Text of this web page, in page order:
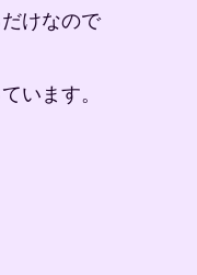
けなので
います。